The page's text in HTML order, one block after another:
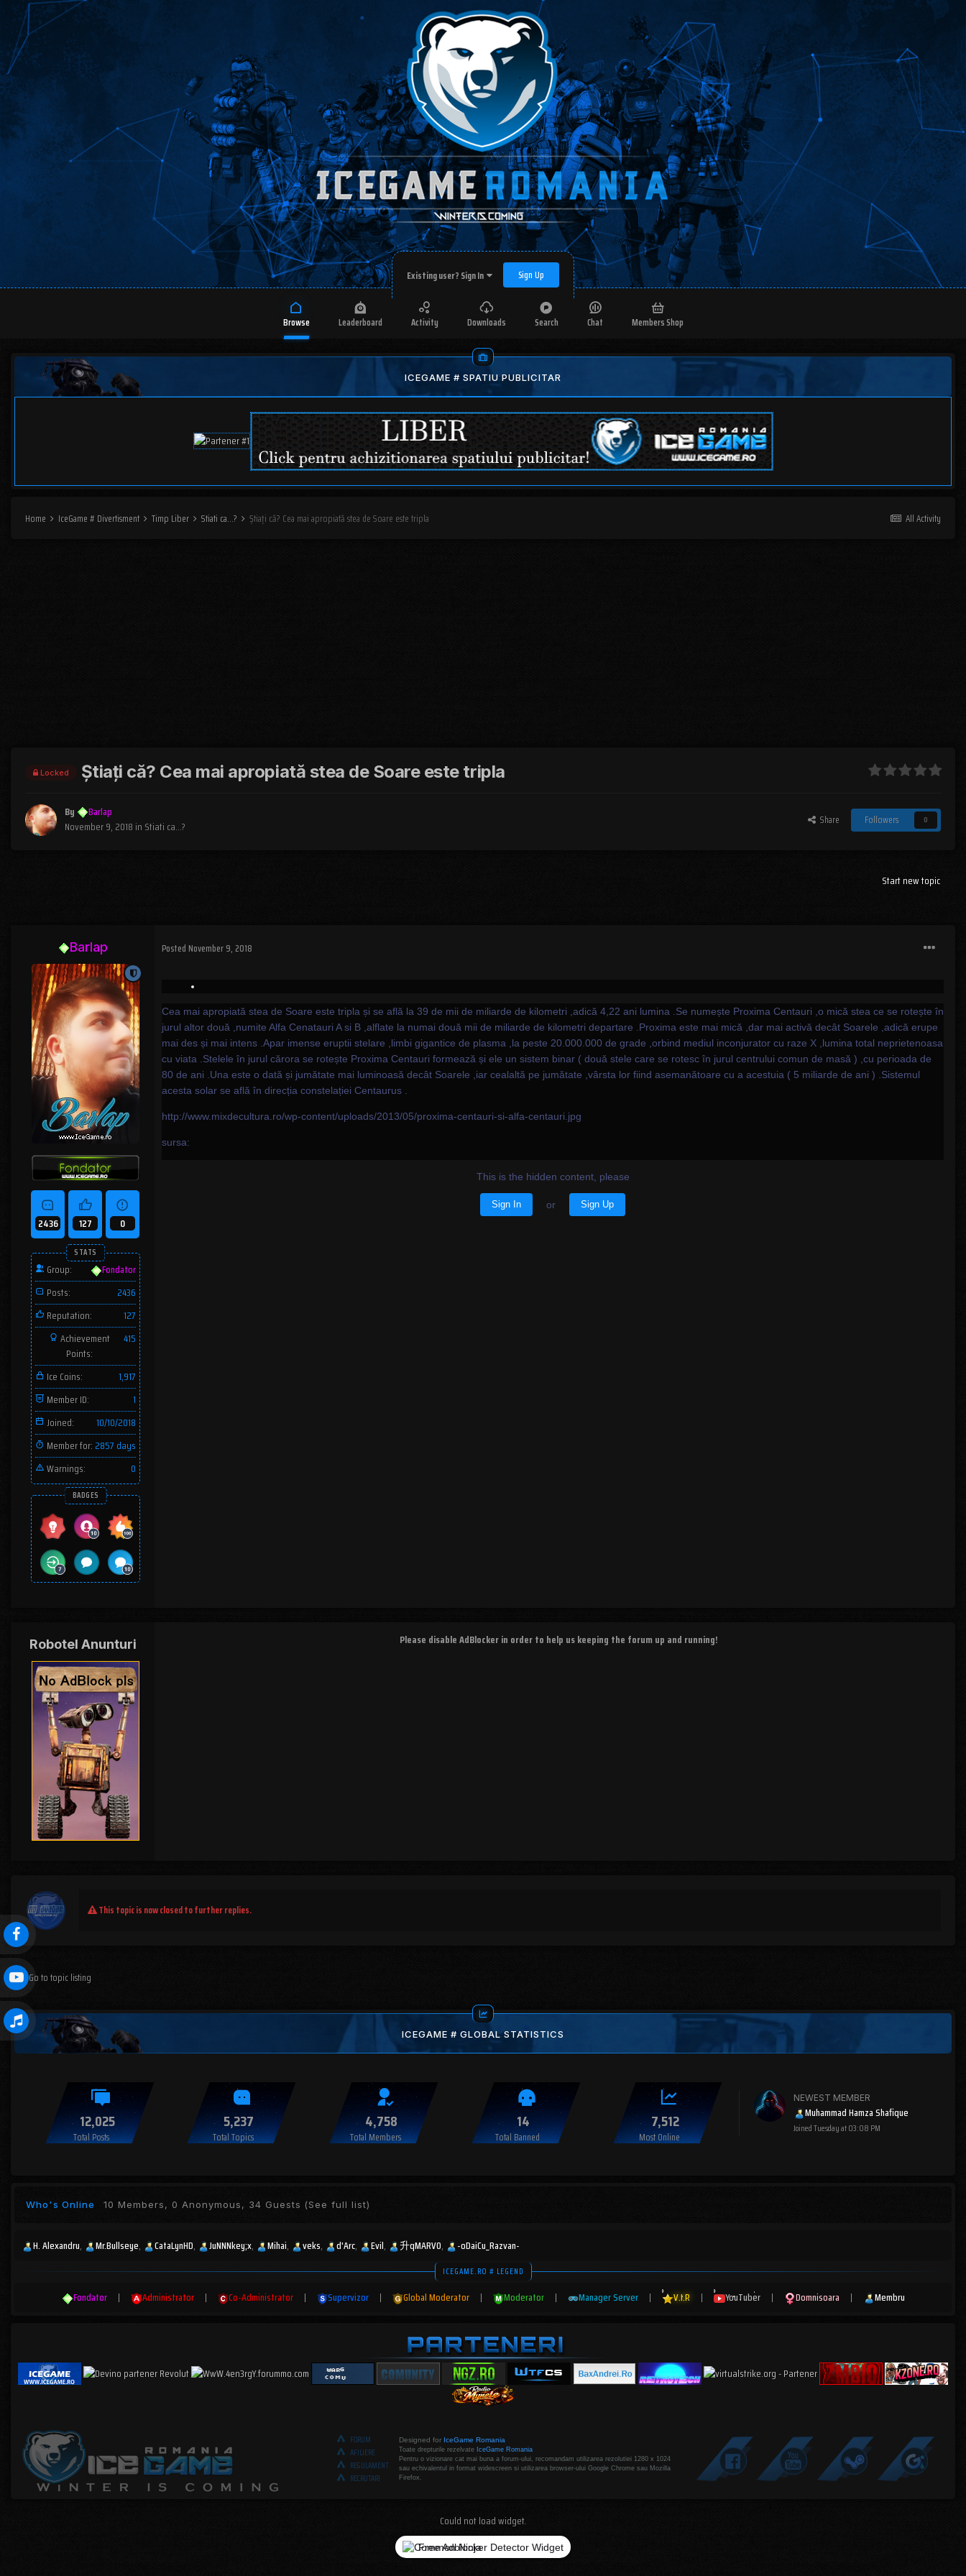
Existing user? Sign In Sign Up
Browse Leaderboard Activity Downloads Search Chat Members Shop
ICEGAME # SPATIU PUBLICITAR
All Activity
Home IceGame # Divertisment Timp Liber Stiati ca...? Știați că? Cea mai apropiată stea de Soare este tripla
Locked Știați că? Cea mai apropiată stea de Soare este tripla
By
Barlap
November 9, 2018 in Stiati ca...? Share Followers 0
Start new topic
Barlap
2436 127 0
STATS
Group:
Fondator
Posts:
2436
Reputation:
127
Achievement
Points:
415
Ice Coins:
1,917
Member ID:
1
Joined:
10/10/2018
Member for: 2857 days
Warnings:
0
BADGES
Posted November 9, 2018
Cea mai apropiată stea de Soare este tripla și se află la 39 de mii de miliarde de kilometri ,adică 4,22 ani lumina .Se numește Proxima Centauri ,o mică stea ce se rotește în
jurul altor două ,numite Alfa Cenatauri A si B ,alflate la numai două mii de miliarde de kilometri departare .Proxima este mai mică ,dar mai activă decât Soarele ,adică erupe
mai des și mai intens .Apar imense eruptii stelare ,limbi gigantice de plasma ,la peste 20.000.000 de grade ,orbind mediul inconjurator cu raze X ,lumina total neprietenoasa
cu viata .Stelele în jurul cărora se rotește Proxima Centauri formează și ele un sistem binar ( două stele care se rotesc în jurul centrului comun de masă ) ,cu perioada de
80 de ani .Una este o dată și jumătate mai luminoasă decât Soarele ,iar cealaltă pe jumătate ,vârsta lor fiind asemanătoare cu a acestuia ( 5 miliarde de ani ) .Sistemul
acesta solar se află în direcția constelației Centaurus .
http://www.mixdecultura.ro/wp-content/uploads/2013/05/proxima-centauri-si-alfa-centauri.jpg
sursa:
This is the hidden content, please
Sign In or Sign Up
Robotel Anunturi Please disable AdBlocker in order to help us keeping the forum up and running!
This topic is now closed to further replies.
Go to topic listing
ICEGAME # GLOBAL STATISTICS
12,025
Total Posts
5,237
Total Topics
4,758
Total Members
14
Total Banned
7,512
Most Online
NEWEST MEMBER
Muhammad Hamza Shafique
JoinedTuesday at 03:08 PM
Who's Online 10 Members, 0 Anonymous, 34 Guests (See full list)
H. Alexandru Mr.Bullseye CataLynHD JuNNNkey;x Mihai veks d'Arc Evil 升qMARV0 -oDaiCu_Razvan-
ICEGAME.RO # LEGEND
Fondator | Administrator | Co-Administrator | Supervizor | Global Moderator | Moderator | Manager Server | V.I.P | YouTuber | Domnisoara | Membru
FORUM
AFILIERE
REGULAMENT
RECRUTARI
Designed for IceGame Romania
Toate drepturile rezelvate IceGame Romania
Pentru o vizionare cat mai buna a forum-ului, recomandam utilizarea rezolutiei 1280 x 1024
sau echivalentul in format widescreen si utilizarea browser-ului Google Chrome sau Mozilla
Firefox.
Could not load widget.
Free Adblocker Detector Widget